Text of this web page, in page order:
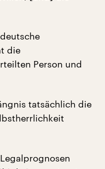
die
Person und
tatsächlich die